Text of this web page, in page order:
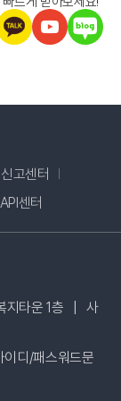
고센터 새창 열림
센터
지타운 1층
사
이디/패스워드문